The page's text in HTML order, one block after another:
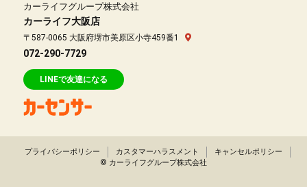
カーライフグループ株式会社
カーライフ大阪店
〒587-0065 大阪府堺市美原区小寺459番1
072-290-7729
LINEで友達になる
プライバシーポリシー カスタマーハラスメント
キャンセルポリシー
© カーライフグループ株式会社